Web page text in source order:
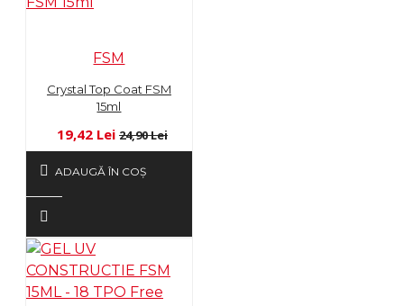
FSM
Crystal Top Coat FSM
15ml
19,42 Lei 24,90 Lei
ADAUGĂ ÎN COŞ